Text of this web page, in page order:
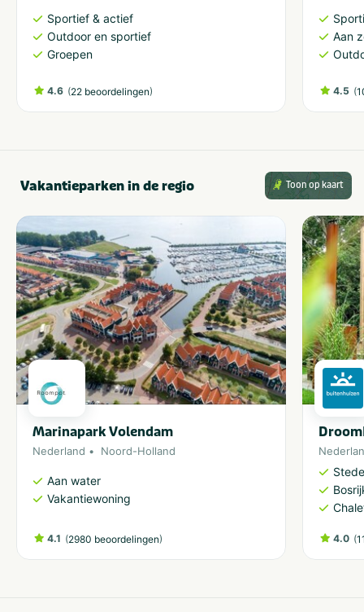
Sportief & actief
Outdoor en sportief
Groepen
4.6 (22 beoordelingen)
Aan
4.5 (
Vakantieparken in de regio Toon op kaart
Marinapark Volendam
Nederland Noord-Holland
Aan water
Vakantiewoning
4.1 (2980 beoordelingen) 4.0 (